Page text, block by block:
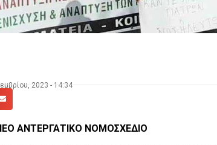
2023 - 14:34
ΑΝΤΕΡΓΑΤΙΚΟ ΝΟΜΟΣΧΕΔΙΟ